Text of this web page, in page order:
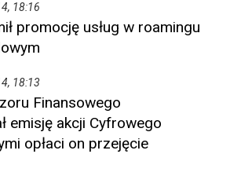
18:16
promocję usług w roamingu
18:13
Finansowego
emisję akcji Cyfrowego
opłaci on przejęcie